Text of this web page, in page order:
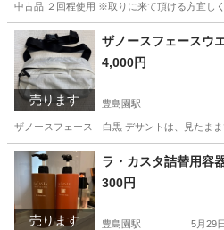
中古品 ２回程使用 ※取りに来て頂ける方宜
東京 練馬区 豊島園駅
売ります
ザノースフェースウ
4,000円
豊島園駅
ザノースフェース 白黒 デサントは、見たま
東京 練馬区 豊島園駅 バッグ
売ります
ラ・カスタ詰替用容
300円
豊島園駅 5月29日